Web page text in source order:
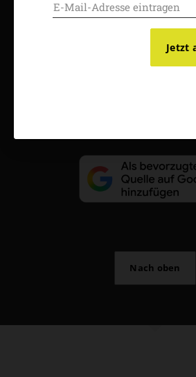
AGB und Widerrufsbelehrung
Impressum
Nach oben
Jetzt